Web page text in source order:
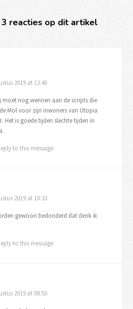
3 reacties op dit artikel
2019 at 13:40
moet nog wennen aan de scripts die
Mol voor zijn inwoners van Utopia
Het is goede tijden slechte tijden in
to this message
2019 at 10:33
gewoon bedonderd dat denk ik
to this message
2019 at 08:50